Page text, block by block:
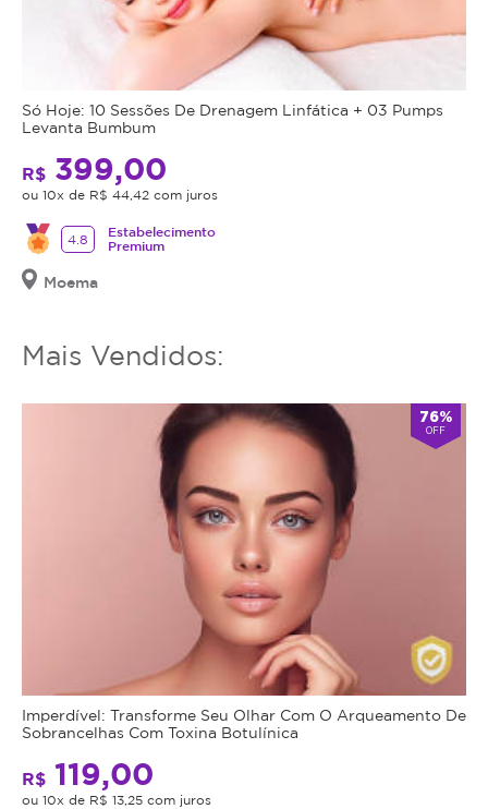
Só Hoje: 10 Sessões De Drenagem Linfática + 03 Pumps
Levanta Bumbum
R$ 399,00
ou 10x de R$ 44,42 com juros
4.8
Estabelecimento
Premium
Moema
Mais Vendidos:
76%
OFF
Imperdível: Transforme Seu Olhar Com O Arqueamento De
Sobrancelhas Com Toxina Botulínica
R$ 119,00
ou 10x de R$ 13,25 com juros